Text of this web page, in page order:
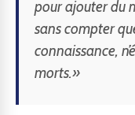
pour ajouter du
sans compter
connaissance,
morts.»